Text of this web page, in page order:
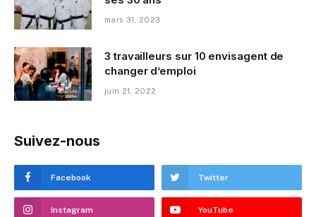
mars 31, 2023
3 travailleurs sur 10 envisagent de
changer d’emploi
juin 21, 2022
Suivez-nous
Facebook Twitter
Instagram YouTube